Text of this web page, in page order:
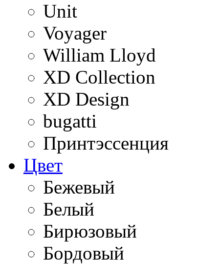
Unit
Voyager
William Lloyd
XD Collection
XD Design
bugatti
Принтэссенция
Цвет
Бежевый
Белый
Бирюзовый
Бордовый